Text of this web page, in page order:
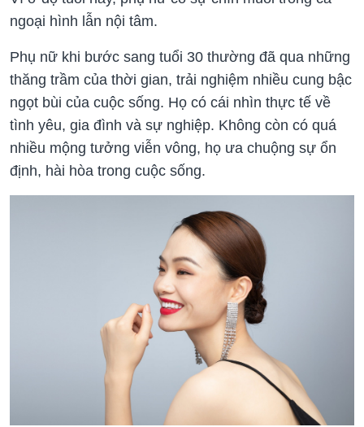
ngoại hình lẫn nội tâm.
Phụ nữ khi bước sang tuổi 30 thường đã qua những
thăng trầm của thời gian, trải nghiệm nhiều cung bậc
ngọt bùi của cuộc sống. Họ có cái nhìn thực tế về
tình yêu, gia đình và sự nghiệp. Không còn có quá
nhiều mộng tưởng viễn vông, họ ưa chuộng sự ổn
định, hài hòa trong cuộc sống.